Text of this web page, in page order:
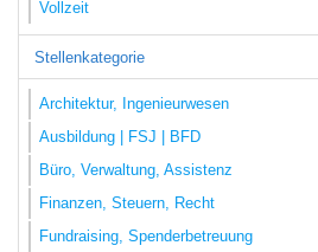
Vollzeit
Stellenkategorie
Architektur, Ingenieurwesen
Ausbildung | FSJ | BFD
Büro, Verwaltung, Assistenz
Finanzen, Steuern, Recht
Fundraising, Spenderbetreuung